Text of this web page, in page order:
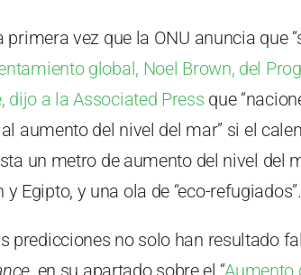
vez que la ONU anuncia que
global, Noel Brown, del
dijo a la Associated Press que
aumento del nivel del mar” si el
un metro de aumento del nivel del
Egipto, y una ola de “eco-refugiados”.
predicciones no solo han resultado
, en su apartado sobre el “Aumento